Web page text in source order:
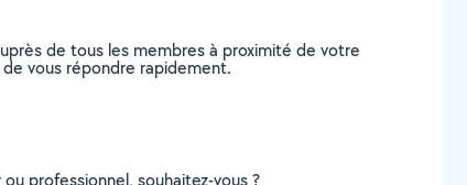
de tous les membres à proximité de votre
vous répondre rapidement.
professionnel, souhaitez-vous ?